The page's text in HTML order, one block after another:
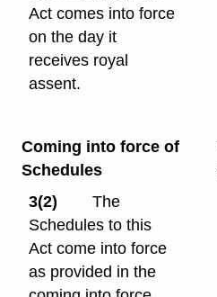
Act comes into force
on the day it
receives royal
assent.
Coming into force of
Schedules
3(2)
The
Schedules to this
Act come into force
as provided in the